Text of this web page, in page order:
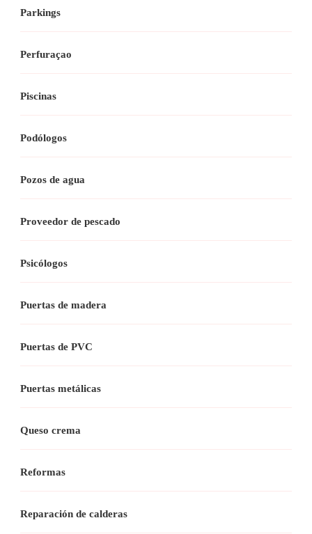
Parkings
Perfuraçao
Piscinas
Podólogos
Pozos de agua
Proveedor de pescado
Psicólogos
Puertas de madera
Puertas de PVC
Puertas metálicas
Queso crema
Reformas
Reparación de calderas